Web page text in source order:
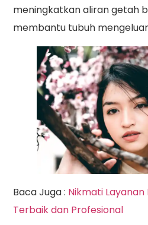
meningkatkan aliran getah
membantu tubuh
Baca Juga : Nikmati
Terbaik dan Profesional